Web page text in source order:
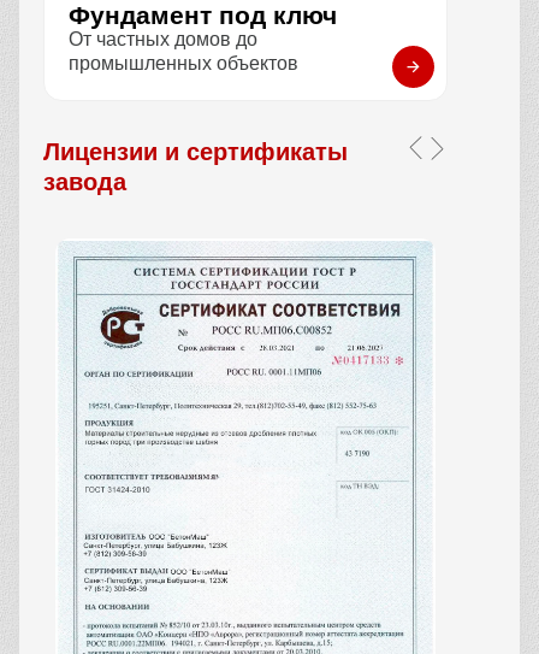
Фундамент под ключ
От частных домов до
промышленных объектов
Лицензии и сертификаты
завода